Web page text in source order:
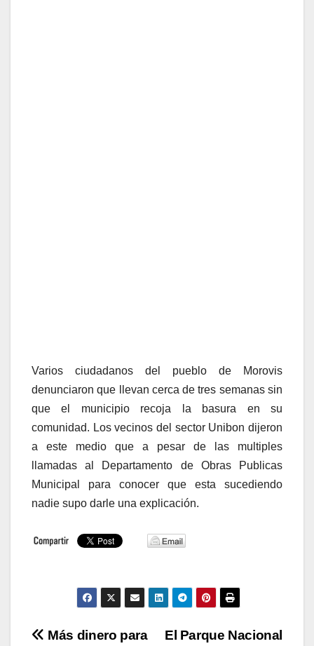
Varios ciudadanos del pueblo de Morovis
denunciaron que llevan cerca de tres semanas sin
que el municipio recoja la basura en su
comunidad. Los vecinos del sector Unibon dijeron
a este medio que a pesar de las multiples
llamadas al Departamento de Obras Publicas
Municipal para conocer que esta sucediendo
nadie supo darle una explicación.
Navegación El Parque Nacional
Más dinero para